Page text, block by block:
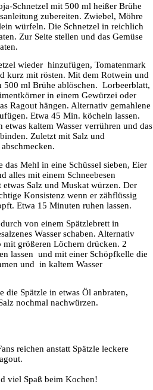
Schnetzel mit 500 ml heißer Brühe
zubereiten. Zwiebel, Möhre
würfeln. Die Schnetzel in reichlich
Zur Seite stellen und das Gemüse
wieder  hinzufügen, Tomatenmark
kurz mit rösten. Mit dem Rotwein und
500 ml Brühe ablöschen.  Lorbeerblatt,
in einem Gewürzei oder
Ragout hängen. Alternativ gemahlene
Etwa 45 Min. köcheln lassen.
etwas kaltem Wasser verrühren und das
Zuletzt mit Salz und
das Mehl in eine Schüssel sieben, Eier
alles mit einem Schneebesen
Salz und Muskat würzen. Der
Konsistenz wenn er zähflüssig
Etwa 15 Minuten ruhen lassen.
von einem Spätzlebrett in
Wasser schaben. Alternativ
mit größeren Löchern drücken. 2
lassen  und mit einer Schöpfkelle die
und  in kaltem Wasser
die Spätzle in etwas Öl anbraten,
nochmal nachwürzen.
reichen anstatt Spätzle leckere
viel Spaß beim Kochen!